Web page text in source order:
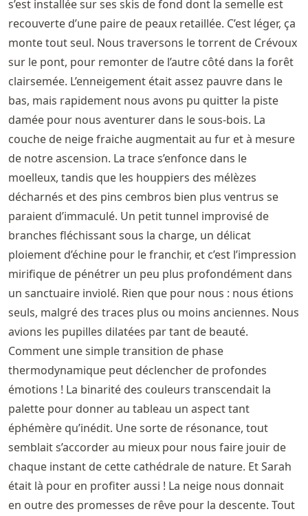
s’est installée sur ses skis de fond dont la semelle est
recouverte d’une paire de peaux retaillée. C’est léger, ça
monte tout seul. Nous traversons le torrent de Crévoux
sur le pont, pour remonter de l’autre côté dans la forêt
clairsemée. L’enneigement était assez pauvre dans le
bas, mais rapidement nous avons pu quitter la piste
damée pour nous aventurer dans le sous-bois. La
couche de neige fraiche augmentait au fur et à mesure
de notre ascension. La trace s’enfonce dans le
moelleux, tandis que les houppiers des mélèzes
décharnés et des pins cembros bien plus ventrus se
paraient d’immaculé. Un petit tunnel improvisé de
branches fléchissant sous la charge, un délicat
ploiement d’échine pour le franchir, et c’est l’impression
mirifique de pénétrer un peu plus profondément dans
un sanctuaire inviolé. Rien que pour nous : nous étions
seuls, malgré des traces plus ou moins anciennes. Nous
avions les pupilles dilatées par tant de beauté.
Comment une simple transition de phase
thermodynamique peut déclencher de profondes
émotions ! La binarité des couleurs transcendait la
palette pour donner au tableau un aspect tant
éphémère qu’inédit. Une sorte de résonance, tout
semblait s’accorder au mieux pour nous faire jouir de
chaque instant de cette cathédrale de nature. Et Sarah
était là pour en profiter aussi ! La neige nous donnait
en outre des promesses de rêve pour la descente. Tout